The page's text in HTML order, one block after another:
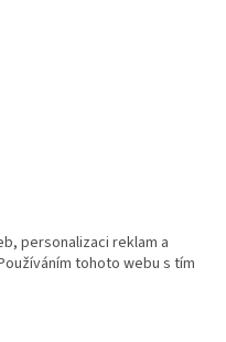
personalizaci reklam a
tohoto webu s tím